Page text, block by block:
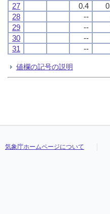
27
0.4
28
--
29
--
30
--
31
--
値欄の記号の説明
気象庁ホームページについて